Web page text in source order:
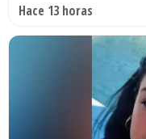
Hace 13 horas